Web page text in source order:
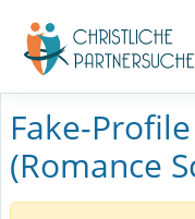
Fake-
(Romance